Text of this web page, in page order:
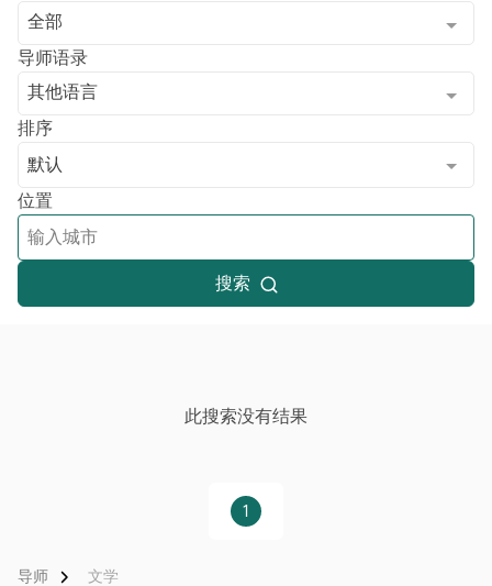
全部
导师语录
其他语言
排序
默认
位置
搜索
此搜索没有结果
1
导师 文学